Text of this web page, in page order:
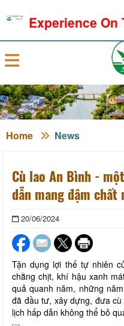
Home News
Cù lao An Bình -
dẫn mang đậm chất
20/06/2024
Tận dụng lợi thế tự nhiên
chằng chịt, khí hậu xanh
quả quanh năm, những
đã đầu tư, xây dựng, đưa
lịch hấp dẫn không thể bỏ
Experience On